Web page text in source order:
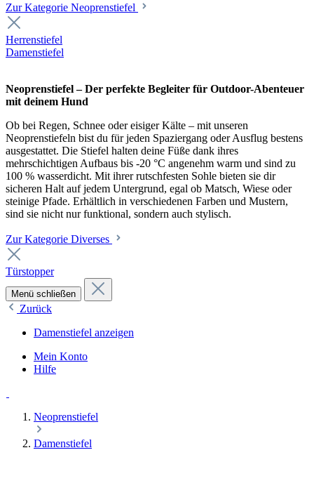
Zur Kategorie Neoprenstiefel
Herrenstiefel
Damenstiefel
Neoprenstiefel – Der perfekte Begleiter für Outdoor-Abenteuer
mit deinem Hund
Ob bei Regen, Schnee oder eisiger Kälte – mit unseren
Neoprenstiefeln bist du für jeden Spaziergang oder Ausflug bestens
ausgestattet. Die Stiefel halten deine Füße dank ihres
mehrschichtigen Aufbaus bis -20 °C angenehm warm und sind zu
100 % wasserdicht. Mit ihrer rutschfesten Sohle bieten sie dir
sicheren Halt auf jedem Untergrund, egal ob Matsch, Wiese oder
steinige Pfade. Erhältlich in verschiedenen Farben und Mustern,
sind sie nicht nur funktional, sondern auch stylisch.
Zur Kategorie Diverses
Türstopper
Menü schließen
Zurück
Damenstiefel anzeigen
Mein Konto
Hilfe
Neoprenstiefel
Damenstiefel